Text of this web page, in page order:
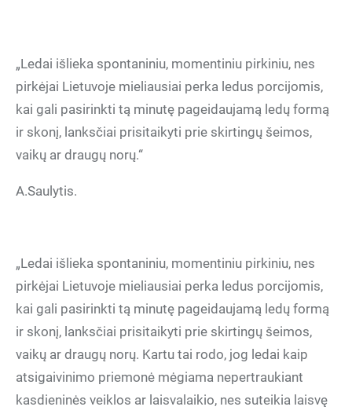
„Ledai išlieka spontaniniu, momentiniu pirkiniu, nes
pirkėjai Lietuvoje mieliausiai perka ledus porcijomis,
kai gali pasirinkti tą minutę pageidaujamą ledų formą
ir skonį, lanksčiai prisitaikyti prie skirtingų šeimos,
vaikų ar draugų norų.“
A.Saulytis.
„Ledai išlieka spontaniniu, momentiniu pirkiniu, nes
pirkėjai Lietuvoje mieliausiai perka ledus porcijomis,
kai gali pasirinkti tą minutę pageidaujamą ledų formą
ir skonį, lanksčiai prisitaikyti prie skirtingų šeimos,
vaikų ar draugų norų. Kartu tai rodo, jog ledai kaip
atsigaivinimo priemonė mėgiama nepertraukiant
kasdieninės veiklos ar laisvalaikio, nes suteikia laisvę